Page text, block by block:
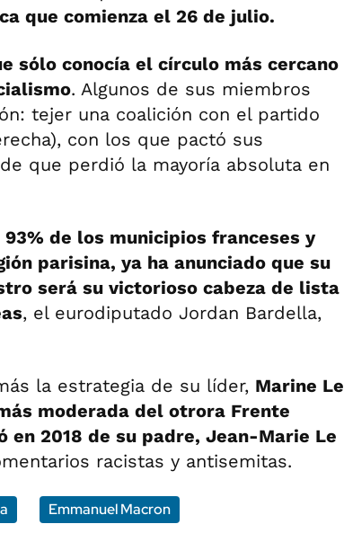
que comienza el 26 de julio.
sólo conocía el círculo más cercano
. Algunos de sus miembros
tejer una coalición con el partido
con los que pactó sus
que perdió la mayoría absoluta en
93% de los municipios franceses y
parisina, ya ha anunciado que su
será su victorioso cabeza de lista
, el eurodiputado Jordan Bardella,
la estrategia de su líder, Marine Le
moderada del otrora Frente
en 2018 de su padre, Jean-Marie Le
racistas y antisemitas.
Emmanuel Macron